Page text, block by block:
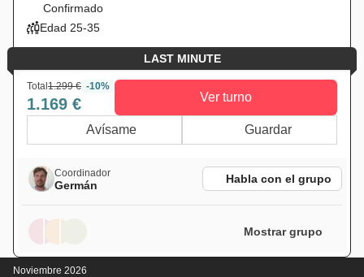
Confirmado
Edad 25-35
LAST MINUTE
Total1.299 € -10%
1.169 € Ver turno
Avísame Guardar
Coordinador
Germán Habla con el grupo
Mostrar grupo
Noviembre 2026